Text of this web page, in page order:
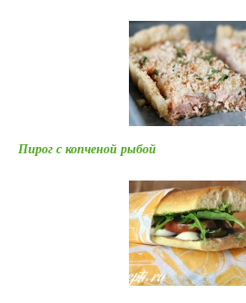
Пирог с копченой рыбой